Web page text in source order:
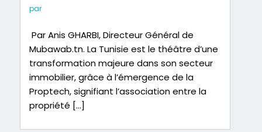
par
Par Anis GHARBI, Directeur Général de
Mubawab.tn. La Tunisie est le théâtre d’une
transformation majeure dans son secteur
immobilier, grâce à l’émergence de la
Proptech, signifiant l’association entre la
propriété […]